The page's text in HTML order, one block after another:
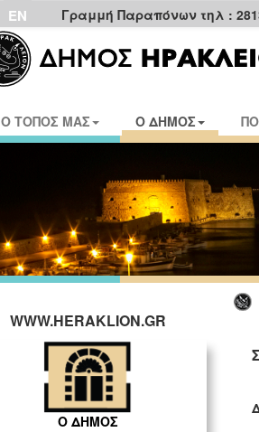
EN Γραμμή Παραπόνων τηλ :
Ο ΤΟΠΟΣ ΜΑΣ Ο ΔΗΜΟΣ
WWW.HERAKLION.GR
Ο ΔΗΜΟΣ